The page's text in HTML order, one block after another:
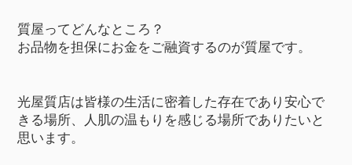
質屋ってどんなところ？
お品物を担保にお金をご融資するのが質屋です。
光屋質店は皆様の生活に密着した存在であり安心で
きる場所、人肌の温もりを感じる場所でありたいと
思います。